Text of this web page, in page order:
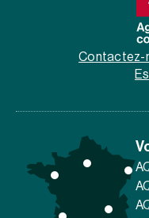
Contactez-